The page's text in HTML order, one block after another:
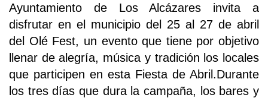
Ayuntamiento de Los Alcázares invita a
disfrutar en el municipio del 25 al 27 de abril
del Olé Fest, un evento que tiene por objetivo
llenar de alegría, música y tradición los locales
que participen en esta Fiesta de Abril.Durante
los tres días que dura la campaña, los bares y